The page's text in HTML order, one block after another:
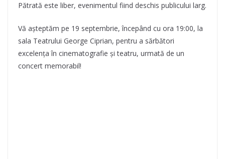
Pătrată este liber, evenimentul fiind deschis publicului larg.
Vă așteptăm pe 19 septembrie, începând cu ora 19:00, la
sala Teatrului George Ciprian, pentru a sărbători
excelența în cinematografie și teatru, urmată de un
concert memorabil!